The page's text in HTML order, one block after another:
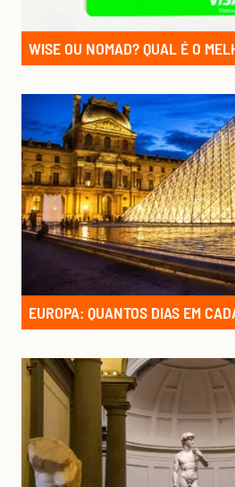
WISE OU NOMAD? QUAL É O
EUROPA: QUANTOS DIAS EM